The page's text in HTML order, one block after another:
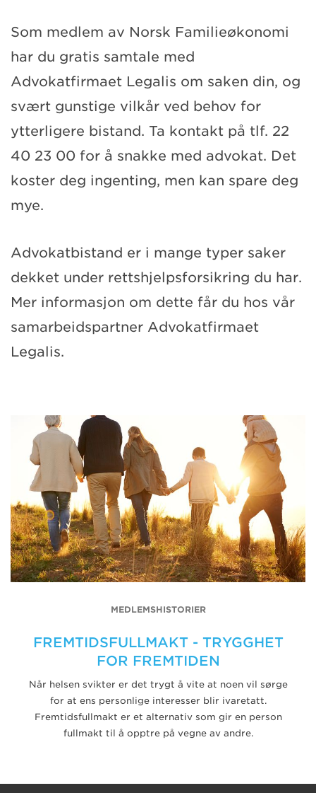
Som medlem av Norsk Familieøkonomi
har du gratis samtale med
Advokatfirmaet Legalis om saken din, og
svært gunstige vilkår ved behov for
ytterligere bistand. Ta kontakt på tlf. 22
40 23 00 for å snakke med advokat. Det
koster deg ingenting, men kan spare deg
mye.
Advokatbistand er i mange typer saker
dekket under rettshjelpsforsikring du har.
Mer informasjon om dette får du hos vår
samarbeidspartner Advokatfirmaet
Legalis.
MEDLEMSHISTORIER
FREMTIDSFULLMAKT - TRYGGHET
FOR FREMTIDEN
Når helsen svikter er det trygt å vite at noen vil sørge
for at ens personlige interesser blir ivaretatt.
Fremtidsfullmakt er et alternativ som gir en person
fullmakt til å opptre på vegne av andre.